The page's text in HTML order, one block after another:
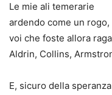
Le mie ali temerarie
ardendo come un
voi che foste allora
Aldrin, Collins,
E, sicuro della speranza